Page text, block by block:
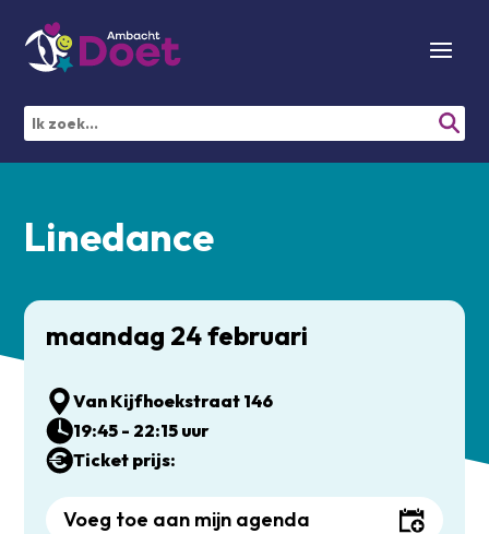
Linedance
maandag 24 februari
Van Kijfhoekstraat 146
19:45 - 22:15 uur
Ticket prijs:
Voeg toe aan mijn agenda